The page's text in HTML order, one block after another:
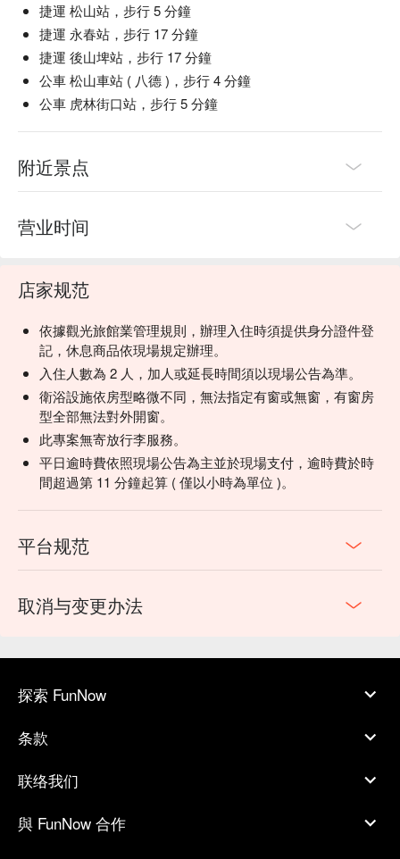
捷運 松山站，步行 5 分鐘
捷運 永春站，步行 17 分鐘
捷運 後山埤站，步行 17 分鐘
公車 松山車站 ( 八德 )，步行 4 分鐘
公車 虎林街口站，步行 5 分鐘
附近景点
营业时间
店家规范
依據觀光旅館業管理規則，辦理入住時須提供身分證件登
記，休息商品依現場規定辦理。
入住人數為 2 人，加人或延長時間須以現場公告為準。
衛浴設施依房型略微不同，無法指定有窗或無窗，有窗房
型全部無法對外開窗。
此專案無寄放行李服務。
平日逾時費依照現場公告為主並於現場支付，逾時費於時
間超過第 11 分鐘起算 ( 僅以小時為單位 )。
平台规范
取消与变更办法
探索 FunNow
条款
联络我们
與 FunNow 合作